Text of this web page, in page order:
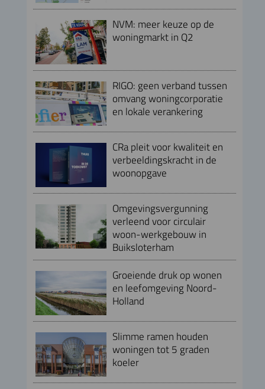
NVM: meer keuze op de
woningmarkt in Q2
RIGO: geen verband tussen
omvang woningcorporatie
en lokale verankering
CRa pleit voor kwaliteit en
verbeeldingskracht in de
woonopgave
Omgevingsvergunning
verleend voor circulair
woon-werkgebouw in
Buiksloterham
Groeiende druk op wonen
en leefomgeving Noord-
Holland
Slimme ramen houden
woningen tot 5 graden
koeler